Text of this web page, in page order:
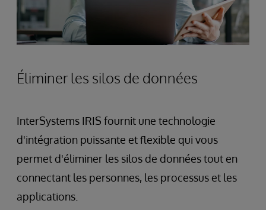
Éliminer les silos de données
InterSystems IRIS fournit une technologie
d'intégration puissante et flexible qui vous
permet d'éliminer les silos de données tout en
connectant les personnes, les processus et les
applications.